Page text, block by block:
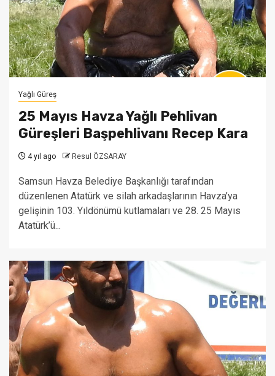
Yağlı Güreş
25 Mayıs Havza Yağlı Pehlivan
Güreşleri Başpehlivanı Recep Kara
4 yıl ago Resul ÖZSARAY
Samsun Havza Belediye Başkanlığı tarafından
düzenlenen Atatürk ve silah arkadaşlarının Havza’ya
gelişinin 103. Yıldönümü kutlamaları ve 28. 25 Mayıs
Atatürk’ü...